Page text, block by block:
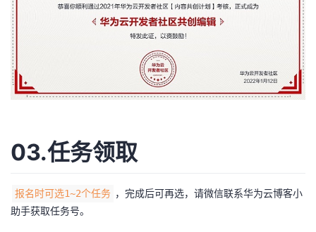
03.任务领取
报名时可选1~2个任务 ，完成后可再选，请微信联系华为云博客小
助手获取任务号。